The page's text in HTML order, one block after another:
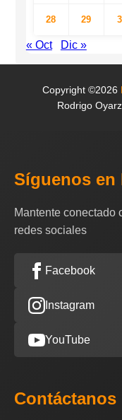
28 29
« Oct Dic »
Copyright ©2026
Rodrigo
Síguenos en
Mantente conectado
redes sociales
Facebook
Instagram
YouTube
Contáctanos